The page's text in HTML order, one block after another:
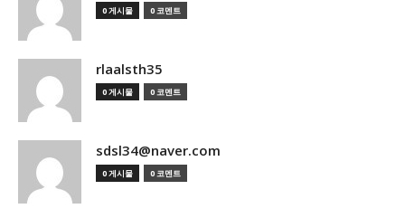
0 게시물 0 코멘트
rlaalsth35
0 게시물 0 코멘트
sdsl34@naver.com
0 게시물 0 코멘트